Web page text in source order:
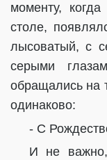
моменту,
столе,
лысоватый, с
серыми
обращались на
одинаково:
- С
И не